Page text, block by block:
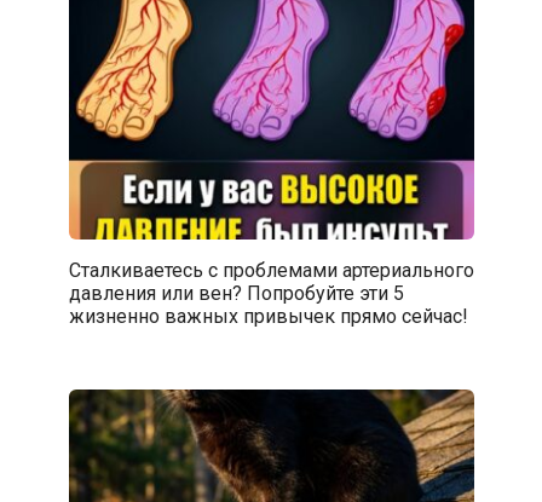
Сталкиваетесь с проблемами артериального
давления или вен? Попробуйте эти 5
жизненно важных привычек прямо сейчас!